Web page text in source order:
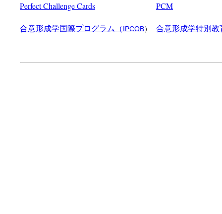
Perfect Challenge Cards PCM
合意形成学国際プログラム（IPCOB） 合意形成学特別教